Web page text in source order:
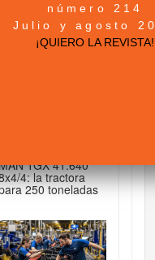
+ NOTICIAS...
TGX 41.640
4: la tractora
250 toneladas
número 214
Julio y agosto
¡QUIERO LA REVISTA!